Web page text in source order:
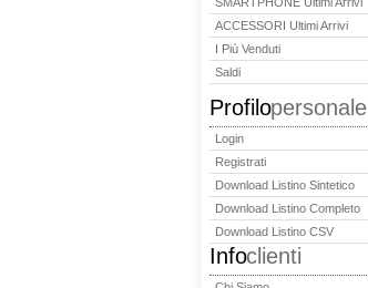
ACCESSORI Ultimi Arrivi
I Più Venduti
Saldi
Profilopersonale
Login
Registrati
Download Listino Sintetico
Download Listino Completo
Download Listino CSV
Infoclienti